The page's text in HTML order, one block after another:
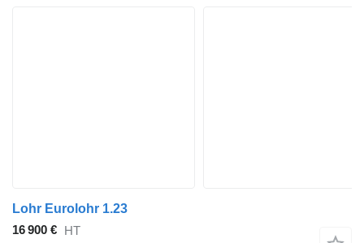
Lohr Eurolohr 1.23
16 900 € HT